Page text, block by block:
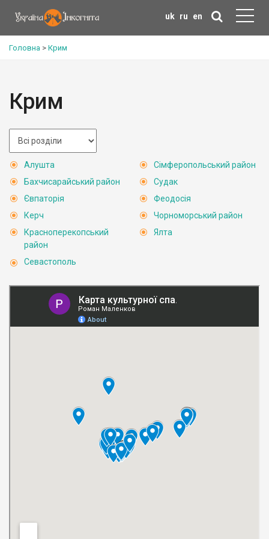
uk ru en
Головна > Крим
Крим
Алушта
Бахчисарайський район
Євпаторія
Керч
Красноперекопський
район
Севастополь
Сімферопольський район
Судак
Феодосія
Чорноморський район
Ялта